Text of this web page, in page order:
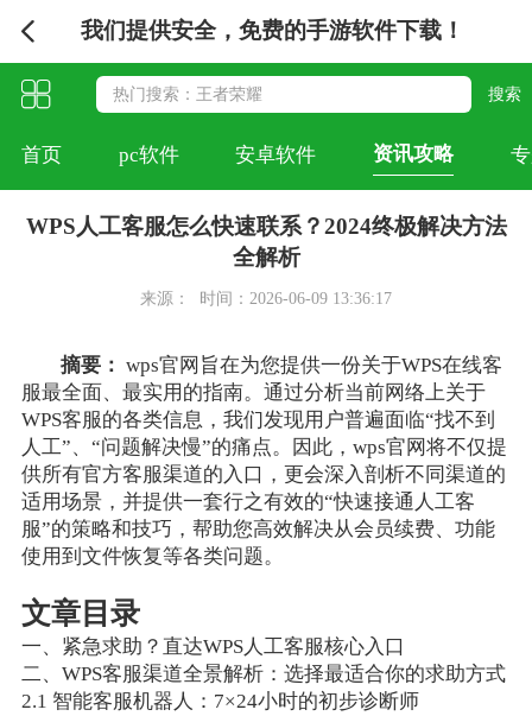
我们提供安全，免费的手游软件下载！
首页 pc软件 安卓软件 资讯攻略
WPS人工客服怎么快速联系？2024终极解决方法
全解析
来源： 时间：2026-06-09 13:36:17
摘要： wps官网旨在为您提供一份关于WPS在线客
服最全面、最实用的指南。通过分析当前网络上关于
WPS客服的各类信息，我们发现用户普遍面临“找不到
人工”、“问题解决慢”的痛点。因此，wps官网将不仅提
供所有官方客服渠道的入口，更会深入剖析不同渠道的
适用场景，并提供一套行之有效的“快速接通人工客
服”的策略和技巧，帮助您高效解决从会员续费、功能
使用到文件恢复等各类问题。
文章目录
一、紧急求助？直达WPS人工客服核心入口
二、WPS客服渠道全景解析：选择最适合你的求助方式
2.1 智能客服机器人：7×24小时的初步诊断师